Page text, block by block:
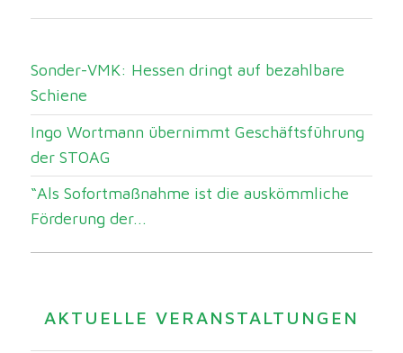
Sonder-VMK: Hessen dringt auf bezahlbare
Schiene
Ingo Wortmann übernimmt Geschäftsführung
der STOAG
“Als Sofortmaßnahme ist die auskömmliche
Förderung der...
AKTUELLE VERANSTALTUNGEN